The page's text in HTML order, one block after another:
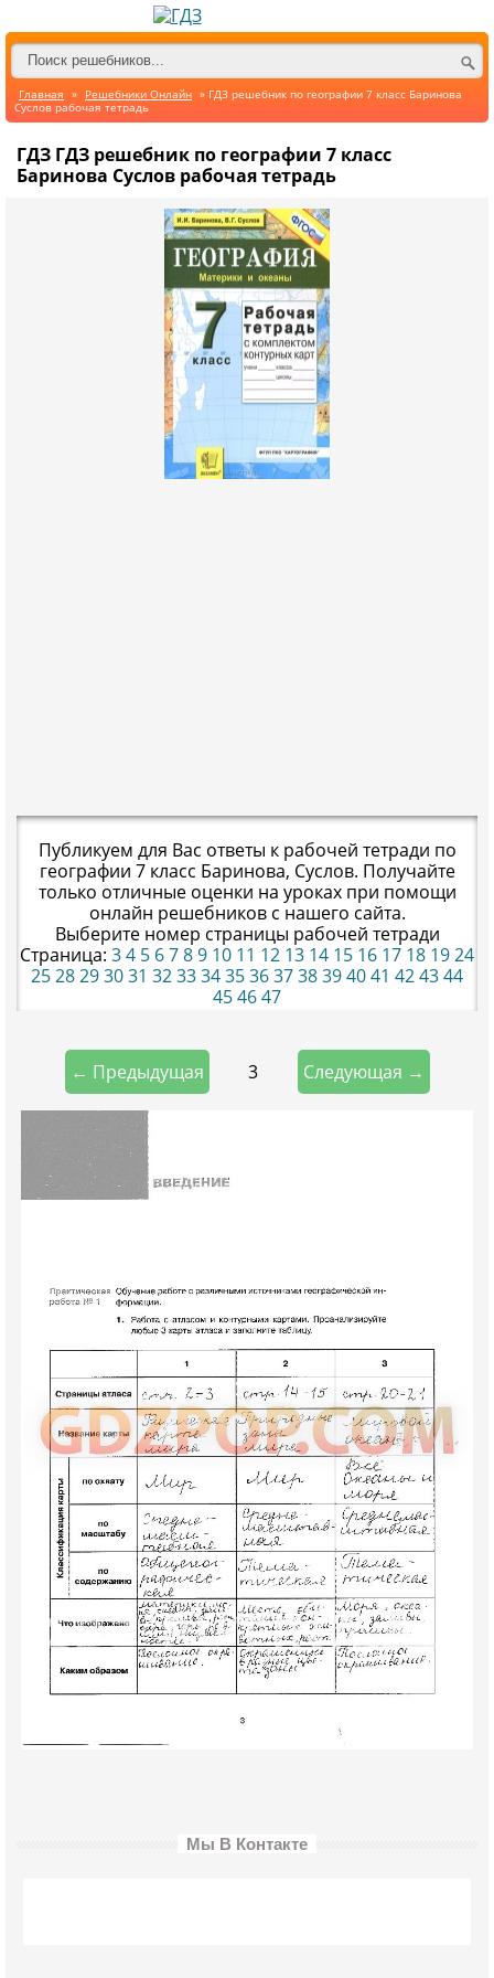
Главная » Решебники Онлайн » ГДЗ решебник по географии 7 класс Баринова
Суслов рабочая тетрадь
ГДЗ ГДЗ решебник по географии 7 класс
Баринова Суслов рабочая тетрадь
Публикуем для Вас ответы к рабочей тетради по
географии 7 класс Баринова, Суслов. Получайте
только отличные оценки на уроках при помощи
онлайн решебников с нашего сайта.
Выберите номер страницы рабочей тетради
Страница: 34 5 6789 10 11 12 13 14 15 16 17 18 1924
2528293031 32333435363738394041 424344
454647
← Предыдущая 3 Следующая →
Мы В Контакте